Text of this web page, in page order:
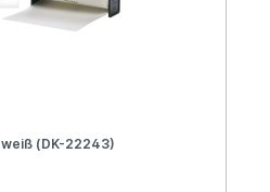
(DK-22243)